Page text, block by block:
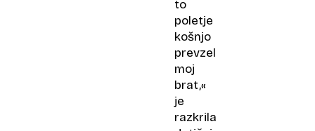
to
poletje
košnjo
prevzel
moj
brat,«
je
razkrila